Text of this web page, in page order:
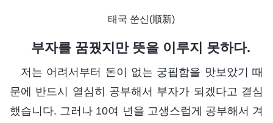
태국 쑨신(順新)
부자를 꿈꿨지만 뜻을 이루지 못하다.
저는 어려서부터 돈이 없는 궁핍함을 맛보았기 때
문에 반드시 열심히 공부해서 부자가 되겠다고 결심
했습니다. 그러나 10여 년을 고생스럽게 공부해서 겨